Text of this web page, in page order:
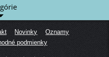
Novinky
Oznamy
podmienky